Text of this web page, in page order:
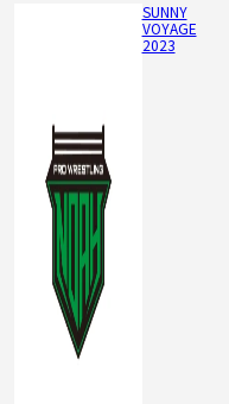
SUNNY
VOYAGE
2023